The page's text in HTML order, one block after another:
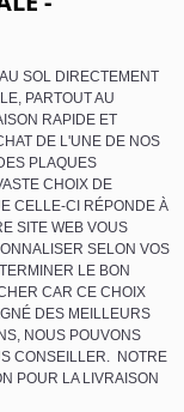
SOL DIRECTEMENT
PARTOUT AU
RAPIDE ET
DE L'UNE DE NOS
PLAQUES
CHOIX DE
CELLE-CI RÉPONDE À
SITE WEB VOUS
SELON VOS
LE BON
CAR CE CHOIX
DES MEILLEURS
NOUS POUVONS
CONSEILLER. NOTRE
POUR LA LIVRAISON